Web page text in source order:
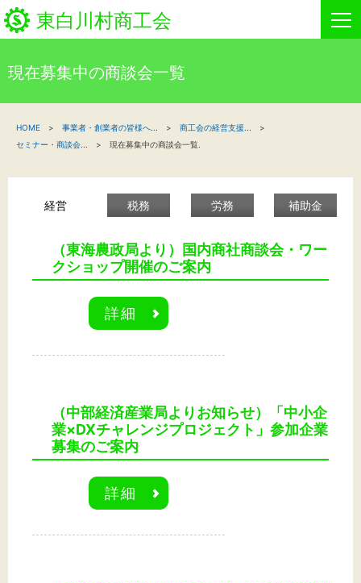
東白川村商工会
新着情報
関係機関の方へ
東白川村商工会について
商工会事業
標準 拡大
現在募集中の商談会一覧
HOME 事業者・創業者の皆様へ 商工会の経営支援
セミナー・商談会
現在募集中の商談会一覧.
経営 税務 労務 補助金
（東海農政局より）国内商社商談会・ワー
クショップ開催のご案内
詳細
（中部経済産業局よりお知らせ）「中小企
業×DXチャレンジプロジェクト」参加企業
募集のご案内
詳細